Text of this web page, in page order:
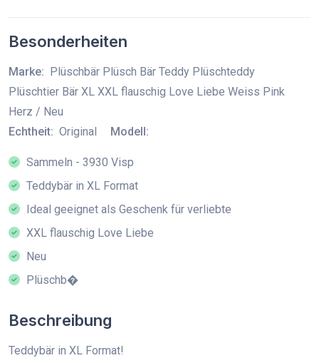
Besonderheiten
Marke: Plüschbär Plüsch Bär Teddy Plüschteddy
Plüschtier Bär XL XXL flauschig Love Liebe Weiss Pink
Herz / Neu
Echtheit: Original Modell:
Sammeln - 3930 Visp
Teddybär in XL Format
Ideal geeignet als Geschenk für verliebte
XXL flauschig Love Liebe
Neu
Plüschb�
Beschreibung
Teddybär in XL Format!